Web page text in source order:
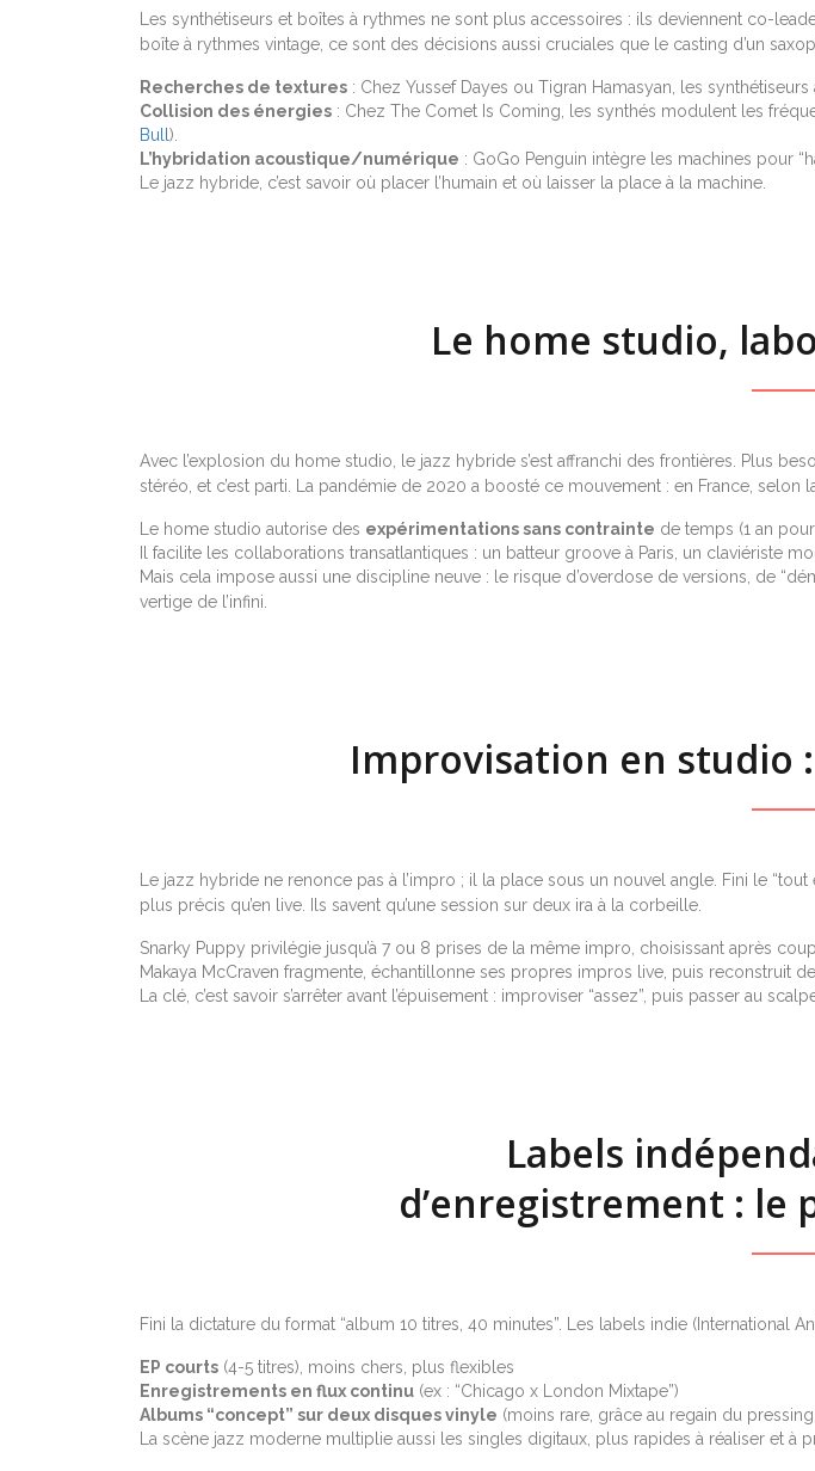
Les synthétiseurs et boîtes à rythmes ne sont plus accessoires : ils deviennent co-
boîte à rythmes vintage, ce sont des décisions aussi cruciales que le casting d’un
Recherches de textures : Chez Yussef Dayes ou Tigran Hamasyan, les
Collision des énergies : Chez The Comet Is Coming, les synthés modulent les
Bull ).
L’hybridation acoustique/numérique : GoGo Penguin intègre les machines pour
Le jazz hybride, c’est savoir où placer l’humain et où laisser la place à la machine.
Le home studio,
Avec l’explosion du home studio, le jazz hybride s’est affranchi des frontières. Plus
stéréo, et c’est parti. La pandémie de 2020 a boosté ce mouvement : en France, selon
Le home studio autorise des expérimentations sans contrainte de temps (1 an
Il facilite les collaborations transatlantiques : un batteur groove à Paris, un claviériste
Mais cela impose aussi une discipline neuve : le risque d’overdose de versions, de
vertige de l’infini.
Improvisation en studio
Le jazz hybride ne renonce pas à l’impro ; il la place sous un nouvel angle. Fini le “tout
plus précis qu’en live. Ils savent qu’une session sur deux ira à la corbeille.
Snarky Puppy privilégie jusqu’à 7 ou 8 prises de la même impro, choisissant après
Makaya McCraven fragmente, échantillonne ses propres impros live, puis reconstruit
La clé, c’est savoir s’arrêter avant l’épuisement : improviser “assez”, puis passer au
Labels
d’enregistrement : le
Fini la dictature du format “album 10 titres, 40 minutes”. Les labels indie (International
EP courts (4-5 titres), moins chers, plus flexibles
Enregistrements en flux continu (ex : “Chicago x London Mixtape”)
Albums “concept” sur deux disques vinyle (moins rare, grâce au regain du pressing,
La scène jazz moderne multiplie aussi les singles digitaux, plus rapides à réaliser et à